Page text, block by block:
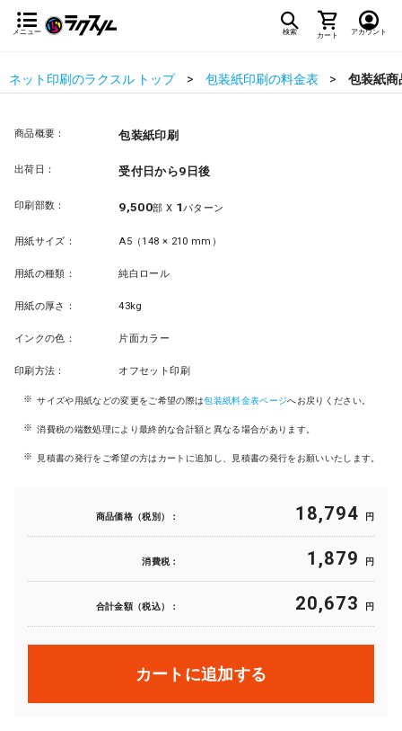
メニュー 検索 カート アカウント
ネット印刷のラクスル トップ 包装紙印刷の料金表 包装紙商
商品概要： 包装紙印刷
出荷日： 受付日から9日後
印刷部数： 9,500部 X 1パターン
用紙サイズ： A5（148 × 210 mm）
用紙の種類： 純白ロール
用紙の厚さ： 43kg
インクの色： 片面カラー
印刷方法： オフセット印刷
サイズや用紙などの変更をご希望の際は包装紙料金表ページへお戻りください。
消費税の端数処理により最終的な合計額と異なる場合があります。
見積書の発行をご希望の方はカートに追加し、見積書の発行をお願いいたします。
商品価格（税別）： 18,794 円
消費税： 1,879 円
合計金額（税込）： 20,673 円
カートに追加する